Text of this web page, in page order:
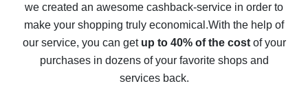
The best cash back on AliExpress - how to find it
The best cash back service for AliExpress - let's
compare offers
we created an awesome cashback-service in order to
make your shopping truly economical.With the help of
our service, you can get up to 40% of the costof your
purchases in dozens of your favorite shops and
services back.